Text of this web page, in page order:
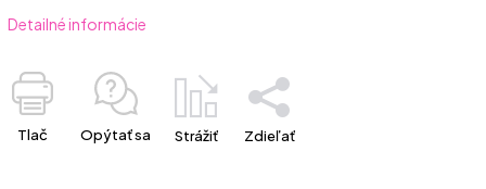
Detailné informácie
Tlač Opýtať sa Strážiť Zdieľať